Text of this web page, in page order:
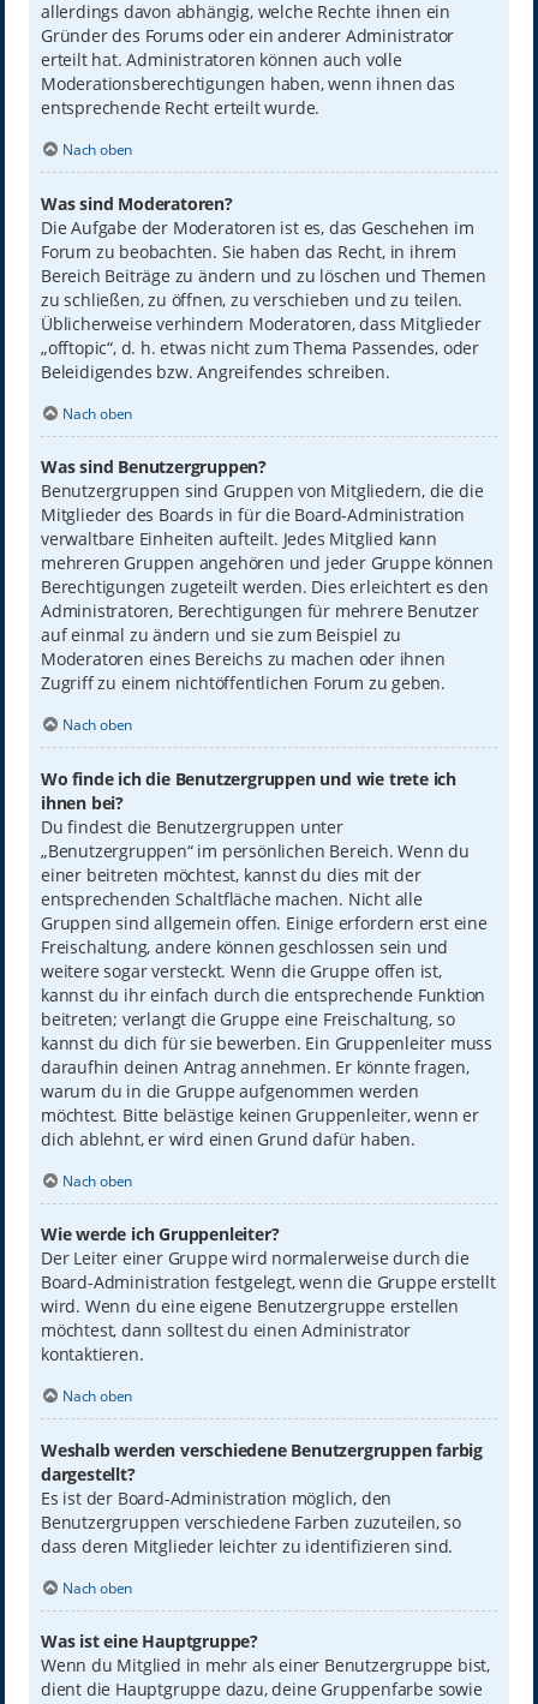
allerdings davon abhängig, welche Rechte ihnen ein
Gründer des Forums oder ein anderer Administrator
erteilt hat. Administratoren können auch volle
Moderationsberechtigungen haben, wenn ihnen das
entsprechende Recht erteilt wurde.
Nach oben
Was sind Moderatoren?
Die Aufgabe der Moderatoren ist es, das Geschehen im
Forum zu beobachten. Sie haben das Recht, in ihrem
Bereich Beiträge zu ändern und zu löschen und Themen
zu schließen, zu öffnen, zu verschieben und zu teilen.
Üblicherweise verhindern Moderatoren, dass Mitglieder
„offtopic“, d. h. etwas nicht zum Thema Passendes, oder
Beleidigendes bzw. Angreifendes schreiben.
Nach oben
Was sind Benutzergruppen?
Benutzergruppen sind Gruppen von Mitgliedern, die die
Mitglieder des Boards in für die Board-Administration
verwaltbare Einheiten aufteilt. Jedes Mitglied kann
mehreren Gruppen angehören und jeder Gruppe können
Berechtigungen zugeteilt werden. Dies erleichtert es den
Administratoren, Berechtigungen für mehrere Benutzer
auf einmal zu ändern und sie zum Beispiel zu
Moderatoren eines Bereichs zu machen oder ihnen
Zugriff zu einem nichtöffentlichen Forum zu geben.
Nach oben
Wo finde ich die Benutzergruppen und wie trete ich
ihnen bei?
Du findest die Benutzergruppen unter
„Benutzergruppen“ im persönlichen Bereich. Wenn du
einer beitreten möchtest, kannst du dies mit der
entsprechenden Schaltfläche machen. Nicht alle
Gruppen sind allgemein offen. Einige erfordern erst eine
Freischaltung, andere können geschlossen sein und
weitere sogar versteckt. Wenn die Gruppe offen ist,
kannst du ihr einfach durch die entsprechende Funktion
beitreten; verlangt die Gruppe eine Freischaltung, so
kannst du dich für sie bewerben. Ein Gruppenleiter muss
daraufhin deinen Antrag annehmen. Er könnte fragen,
warum du in die Gruppe aufgenommen werden
möchtest. Bitte belästige keinen Gruppenleiter, wenn er
dich ablehnt, er wird einen Grund dafür haben.
Nach oben
Wie werde ich Gruppenleiter?
Der Leiter einer Gruppe wird normalerweise durch die
Board-Administration festgelegt, wenn die Gruppe erstellt
wird. Wenn du eine eigene Benutzergruppe erstellen
möchtest, dann solltest du einen Administrator
kontaktieren.
Nach oben
Weshalb werden verschiedene Benutzergruppen farbig
dargestellt?
Es ist der Board-Administration möglich, den
Benutzergruppen verschiedene Farben zuzuteilen, so
dass deren Mitglieder leichter zu identifizieren sind.
Nach oben
Was ist eine Hauptgruppe?
Wenn du Mitglied in mehr als einer Benutzergruppe bist,
dient die Hauptgruppe dazu, deine Gruppenfarbe sowie